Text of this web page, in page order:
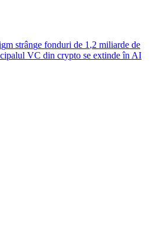
gm strânge fonduri de 1 ,2 miliarde de
cipalul VC din crypto se extinde în AI